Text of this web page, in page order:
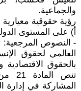
والجماعية.
رؤية حقوقية
‌أ) على المستوى
- النصوص المرجعية:
تنص